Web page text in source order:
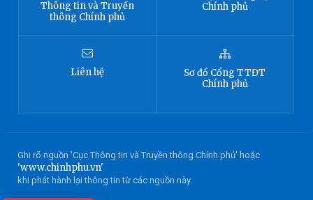
Thông tinvà Truyền
thông Chính phủ
Chính phủ
Liên hệ Sơ đồ Cổng TTĐT
Chính phủ
Ghi rõ nguồn 'Cục Thông tin và Truyền thông Chính phủ' hoặc
'www.chinhphu.vn'
khi phát hành lại thông tin từ các nguồn này.